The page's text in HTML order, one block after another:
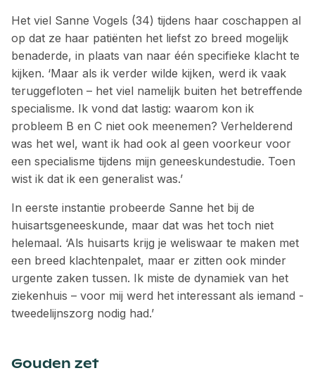
Het viel Sanne Vogels (34) tijdens haar coschappen al
op dat ze haar patiënten het liefst zo breed mogelijk
benaderde, in plaats van naar één ­specifieke klacht te
kijken. ‘Maar als ik verder wilde kijken, werd ik vaak
teruggefloten – het viel namelijk buiten het betreffende
specialisme. Ik vond dat lastig: waarom kon ik
probleem B en C niet ook meenemen? Verhelderend
was het wel, want ik had ook al geen voorkeur voor
een specialisme tijdens mijn geneeskundestudie. Toen
wist ik dat ik een generalist was.’
In eerste instantie probeerde Sanne het bij de
huisartsgeneeskunde, maar dat was het toch niet
helemaal. ‘Als huisarts krijg je weliswaar te maken met
een breed klachtenpalet, maar er zitten ook minder
urgente zaken tussen. Ik miste de dynamiek van het
ziekenhuis – voor mij werd het interessant als iemand ­
tweedelijnszorg nodig had.’
Gouden zet